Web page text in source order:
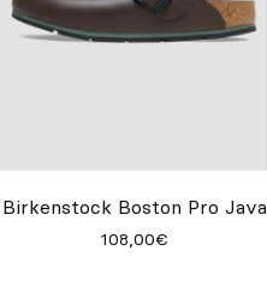
Birkenstock Boston Pro Java
108,00€